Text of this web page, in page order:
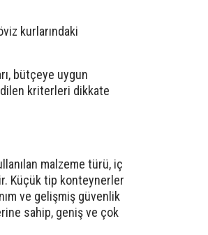
kurlarındaki
bütçeye uygun
kriterleri dikkate
malzeme türü, iç
Küçük tip konteynerler
ve gelişmiş güvenlik
sahip, geniş ve çok